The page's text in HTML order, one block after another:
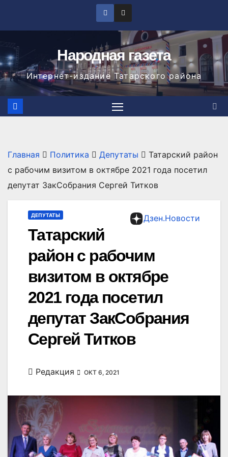
Народная газета
Интернет-издание Татарского района
Главная Политика Депутаты
Татарский район
с рабочим визитом в октябре 2021 года посетил
депутат ЗакСобрания Сергей Титков
Дзен.Новости
ДЕПУТАТЫ
Татарский
район с рабочим
визитом в октябре
2021 года посетил
депутат ЗакСобрания
Сергей Титков
Редакция ОКТ 6, 2021